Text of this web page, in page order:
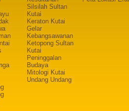
Silsilah Sultan
Kutai
Keraton Kutai
Gelar
Kebangsawanan
Ketopong Sultan
Kutai
Peninggalan
Budaya
Mitologi Kutai
Undang Undang